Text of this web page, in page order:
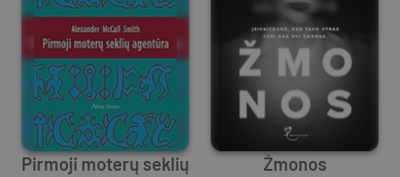
Pirmoji moterų seklių
Žmonos